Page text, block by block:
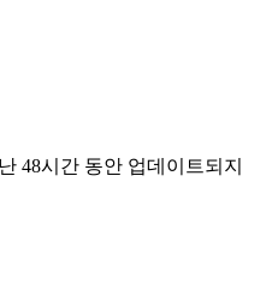
48시간 동안 업데이트되지